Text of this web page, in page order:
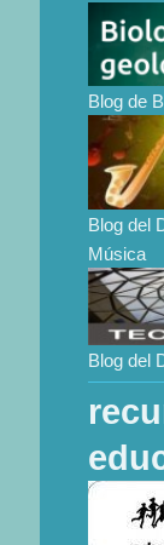
Blog de
Blog del
Música
Blog del